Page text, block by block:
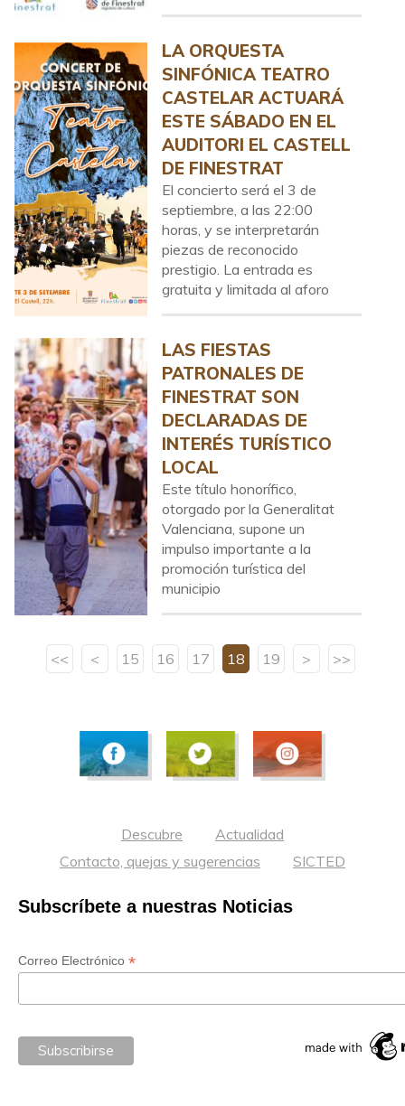
LA ORQUESTA
SINFÓNICA TEATRO
CASTELAR ACTUARÁ
ESTE SÁBADO EN EL
AUDITORI EL CASTELL
DE FINESTRAT
El concierto será el 3 de
septiembre, a las 22:00
horas, y se interpretarán
piezas de reconocido
prestigio. La entrada es
gratuita y limitada al aforo
LAS FIESTAS
PATRONALES DE
FINESTRAT SON
DECLARADAS DE
INTERÉS TURÍSTICO
LOCAL
Este título honorífico,
otorgado por la Generalitat
Valenciana, supone un
impulso importante a la
promoción turística del
municipio
<< < 15 16 17 18 19 > >>
Descubre
Actualidad
Contacto, quejas y sugerencias
SICTED
Subscríbete a nuestras Noticias
Correo Electrónico *